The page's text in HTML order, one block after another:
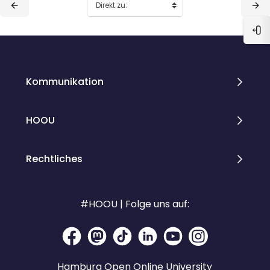
Kommunikation
HOOU
Rechtliches
#HOOU | Folge uns auf:
Hamburg Open Online University